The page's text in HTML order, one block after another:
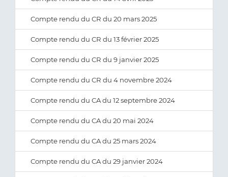
Compte rendu du CR du 20 mars 2025
Compte rendu du CR du 13 février 2025
Compte rendu du CR du 9 janvier 2025
Compte rendu du CR du 4 novembre 2024
Compte rendu du CA du 12 septembre 2024
Compte rendu du CA du 20 mai 2024
Compte rendu du CA du 25 mars 2024
Compte rendu du CA du 29 janvier 2024